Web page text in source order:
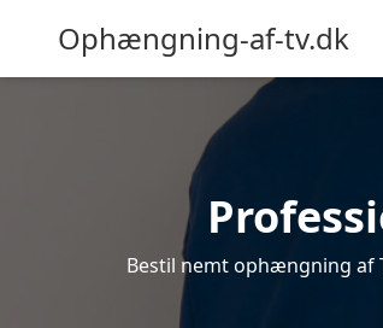
Ophængning-af-tv.dk
Bestil nemt ophængning af